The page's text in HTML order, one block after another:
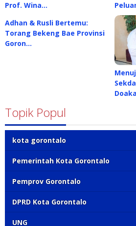
Prof. Wina…
Adhan & Rusli Bertemu:
Torang Bekeng Bae Provinsi
Goron…
Topik Popul
kota gorontalo
Pemerintah Kota Gorontalo
Pemprov Gorontalo
DPRD Kota Gorontalo
UNG